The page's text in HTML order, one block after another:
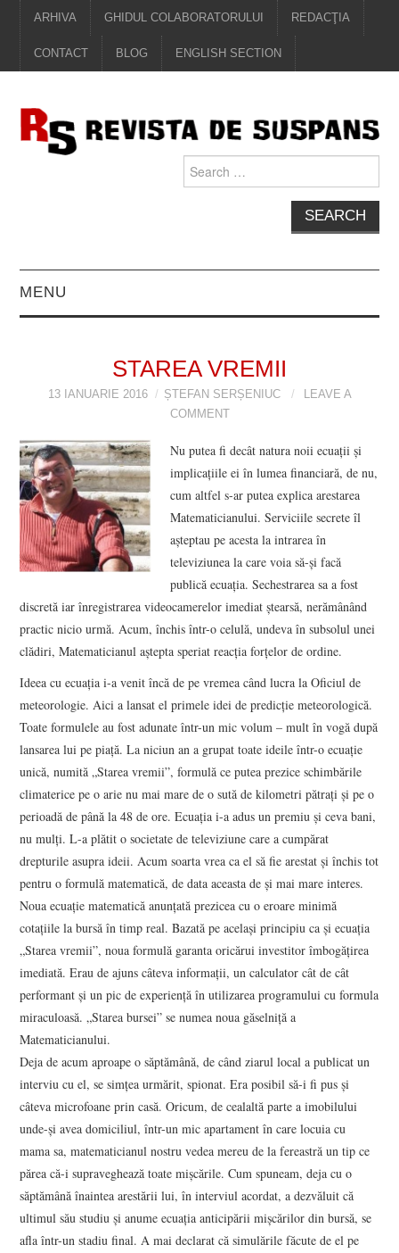
ARHIVA GHIDUL COLABORATORULUI REDACŢIA
CONTACT BLOG ENGLISH SECTION
for:
MENU
CONTRAPAGINI
CARTE & FILM
SUSPANS
NUMĂRUL 48 /
MARTIE 2018
NUMĂRUL 49 /
APRILIE 2018
STAREA VREMII
13 IANUARIE 2016 ȘTEFAN SERȘENIUC
LEAVE A
COMMENT
Nu putea fi decât natura noii ecuaţii şi
implicaţiile ei în lumea financiară, de nu,
cum altfel s-ar putea explica arestarea
Matematicianului. Serviciile secrete îl
aşteptau pe acesta la intrarea în
televiziunea la care voia să-şi facă
publică ecuaţia. Sechestrarea sa a fost
discretă iar înregistrarea videocamerelor imediat ştearsă, nerămânând
practic nicio urmă. Acum, închis într-o celulă, undeva în subsolul unei
clădiri, Matematicianul aştepta speriat reacţia forţelor de ordine.
Ideea cu ecuaţia i-a venit încă de pe vremea când lucra la Oficiul de
meteorologie. Aici a lansat el primele idei de predicţie meteorologică.
Toate formulele au fost adunate într-un mic volum – mult în vogă după
lansarea lui pe piaţă. La niciun an a grupat toate ideile într-o ecuaţie
unică, numită „Starea vremii”, formulă ce putea prezice schimbările
climaterice pe o arie nu mai mare de o sută de kilometri pătraţi şi pe o
perioadă de până la 48 de ore. Ecuaţia i-a adus un premiu şi ceva bani,
nu mulţi. L-a plătit o societate de televiziune care a cumpărat
drepturile asupra ideii. Acum soarta vrea ca el să fie arestat şi închis tot
pentru o formulă matematică, de data aceasta de şi mai mare interes.
Noua ecuaţie matematică anunţată prezicea cu o eroare minimă
cotaţiile la bursă în timp real. Bazată pe acelaşi principiu ca şi ecuaţia
„Starea vremii”, noua formulă garanta oricărui investitor îmbogăţirea
imediată. Erau de ajuns câteva informaţii, un calculator cât de cât
performant şi un pic de experienţă în utilizarea programului cu formula
miraculoasă. „Starea bursei” se numea noua găselniţă a
Matematicianului.
Deja de acum aproape o săptămână, de când ziarul local a publicat un
interviu cu el, se simţea urmărit, spionat. Era posibil să-i fi pus şi
câteva microfoane prin casă. Oricum, de cealaltă parte a imobilului
unde-şi avea domiciliul, într-un mic apartament în care locuia cu
mama sa, matematicianul nostru vedea mereu de la fereastră un tip ce
părea că-i supraveghează toate mişcările. Cum spuneam, deja cu o
săptămână înaintea arestării lui, în interviul acordat, a dezvăluit că
ultimul său studiu şi anume ecuaţia anticipării mişcărilor din bursă, se
afla într-un stadiu final. A mai declarat că simulările făcute de el pe